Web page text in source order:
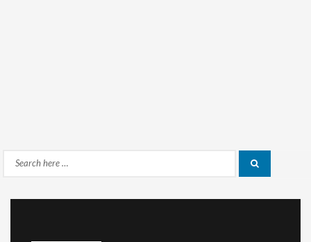
Search